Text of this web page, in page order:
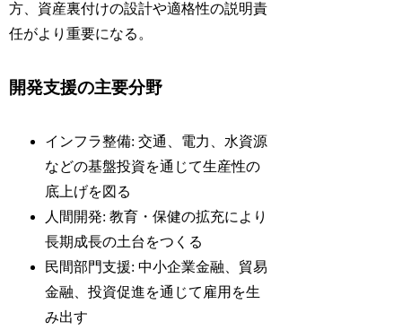
方、資産裏付けの設計や適格性の説明責
任がより重要になる。
開発支援の主要分野
インフラ整備: 交通、電力、水資源
などの基盤投資を通じて生産性の
底上げを図る
人間開発: 教育・保健の拡充により
長期成長の土台をつくる
民間部門支援: 中小企業金融、貿易
金融、投資促進を通じて雇用を生
み出す